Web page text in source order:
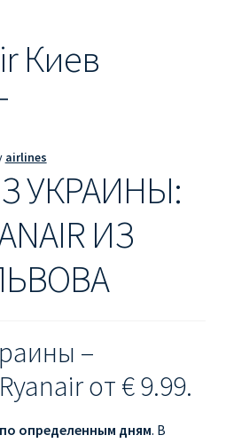
ОСТРАВА, ПАРДУБИЦЕ,
Киев
airlines
УКРАИНЫ:
ИЗ
–
от € 9.99.
по определенным дням. В